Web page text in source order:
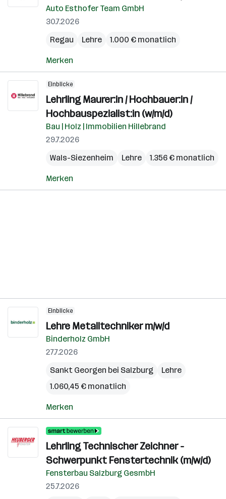
Auto Esthofer Team GmbH
30.7.2026
Regau
Lehre 1.000 € monatlich
Merken
Einblicke
Lehrling Maurer:in / Hochbauer:in /
Hochbauspezialist:in (w/m/d)
Bau | Holz | Immobilien Hillebrand
29.7.2026
Wals-Siezenheim
Lehre 1.356 € monatlich
Merken
Einblicke
Lehre Metalltechniker m/w/d
Binderholz GmbH
27.7.2026
Sankt Georgen bei Salzburg
Lehre
1.060,45 € monatlich
Merken
Lehrling Technischer Zeichner -
Schwerpunkt Fenstertechnik (m/w/d)
Fensterbau Salzburg GesmbH
25.7.2026